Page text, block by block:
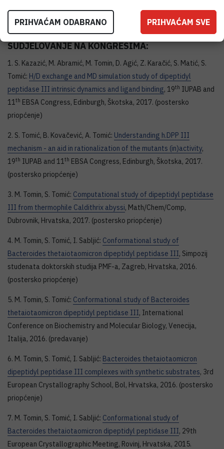
conformation: combined thermodynamic and QM/MM calculations
Dalton transactions43(2014) 15503-15514.
SUDJELOVANJE NA KONGRESIMA:
1. S. Kazazić, M. Abramić, M. Tomin, D. Agić, Z. Karačić, S. Matić, S.
Tomić: H/D exchange and MD simulation study of dipeptidyl
peptidase III intrinsic dynamics and ligand binding, 19th IUPAB and
11th EBSA Congress, Edinburgh, Škotska, 2017. (postersko
priopćenje)
2. S. Tomić, B. Kovačević, A. Tomić: Understanding h.DPP III
mechanism - an aid in rationalization of the mutants (in)activity,
19th IUPAB and 11th EBSA Congress, Edinburgh, Škotska, 2017.
(postersko priopćenje)
3. M. Tomin, S. Tomić: Computational study of dipeptidyl peptidase
III from thermophile Caldithrix abyssi, Math/Chem/Comp,
Dubrovnik, Hrvatska, 2017. (postersko priopćenje)
4. M. Tomin, S. Tomić, I. Sabljić: Conformational study of
Bacteroides thetaiotaomicron dipeptidyl peptidase III, Simpozij
studenata doktorskih studija PMF-a, Zagreb, Hrvatska, 2016.
(postersko priopćenje)
5. M. Tomin, S. Tomić: Conformational study of Bacteroides
thetaiotaomicron dipeptidyl peptidase III, International
Conference on Biochemistry and Molecular Biology, Venecija,
Italija, 2016. (predavanje)
6. M. Tomin, S. Tomić, I. Sabljić: Bacteroides thetaiotaomicron
dipeptidyl peptidase III complexes with synthetic substrates, 3rd
European Crystallography School, Bol, Hrvatska, 2016. (postersko
priopćenje)
7. M. Tomin, S. Tomić, I. Sabljić: Conformational study of
Bacteroides thetaiotaomicron dipeptidyl peptidase III, 29th
European Crystallographic Meeting, Rovinj, Hrvatska, 2015.
PRIHVAĆAM ODABRANO PRIHVAĆAM SVE